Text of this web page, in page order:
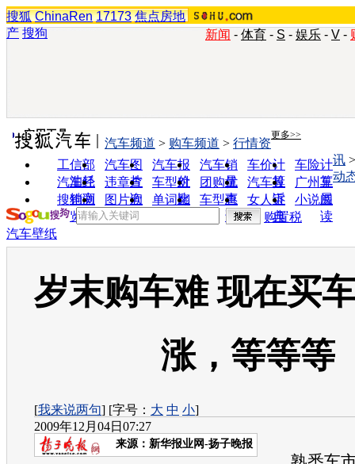
搜狐 ChinaRen 17173 焦点房地
产 搜狗 新闻 - 体育 - S - 娱乐 - V -
实用工具 更多>>
工信部
油耗
汽车图
片
汽车报
价
汽车销
量
车价计
算
车险计
算
汽车经
销商
违章查
询
车型对
比
团购优
惠
汽车投
诉
广州车
展
搜狗浏
览器
图片欣
赏
单词翻
车型查
询
女人宝
典
小说阅
读
汽车频道 > 购车频道 > 行情资
讯
动
购置税
汽车壁纸
岁末购车难 现在买
涨，等等等
[我来说两句] [字号： 大 中 小]
2009年12月04日07:27
来源： 新华报业网-扬子晚报